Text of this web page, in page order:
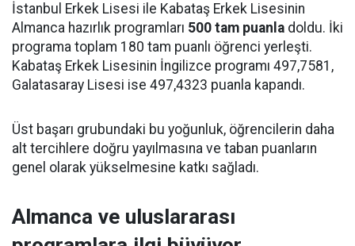
İstanbul Erkek Lisesi ile Kabataş Erkek Lisesinin
Almanca hazırlık programları 500 tam puanla doldu. İki
programa toplam 180 tam puanlı öğrenci yerleşti.
Kabataş Erkek Lisesinin İngilizce programı 497,7581,
Galatasaray Lisesi ise 497,4323 puanla kapandı.
Üst başarı grubundaki bu yoğunluk, öğrencilerin daha
alt tercihlere doğru yayılmasına ve taban puanların
genel olarak yükselmesine katkı sağladı.
Almanca ve uluslararası